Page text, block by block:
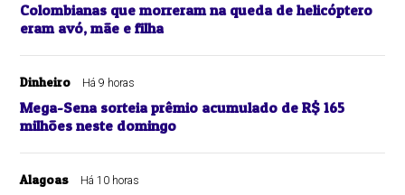
Colombianas que morreram na queda de helicóptero
eram avó, mãe e filha
Dinheiro Há 9 horas
Mega-Sena sorteia prêmio acumulado de R$ 165
milhões neste domingo
Alagoas Há 10 horas